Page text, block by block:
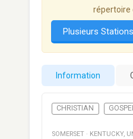
répertoire
Plusieurs
Information
CHRISTIAN
SOMERSET · KENTUCKY,